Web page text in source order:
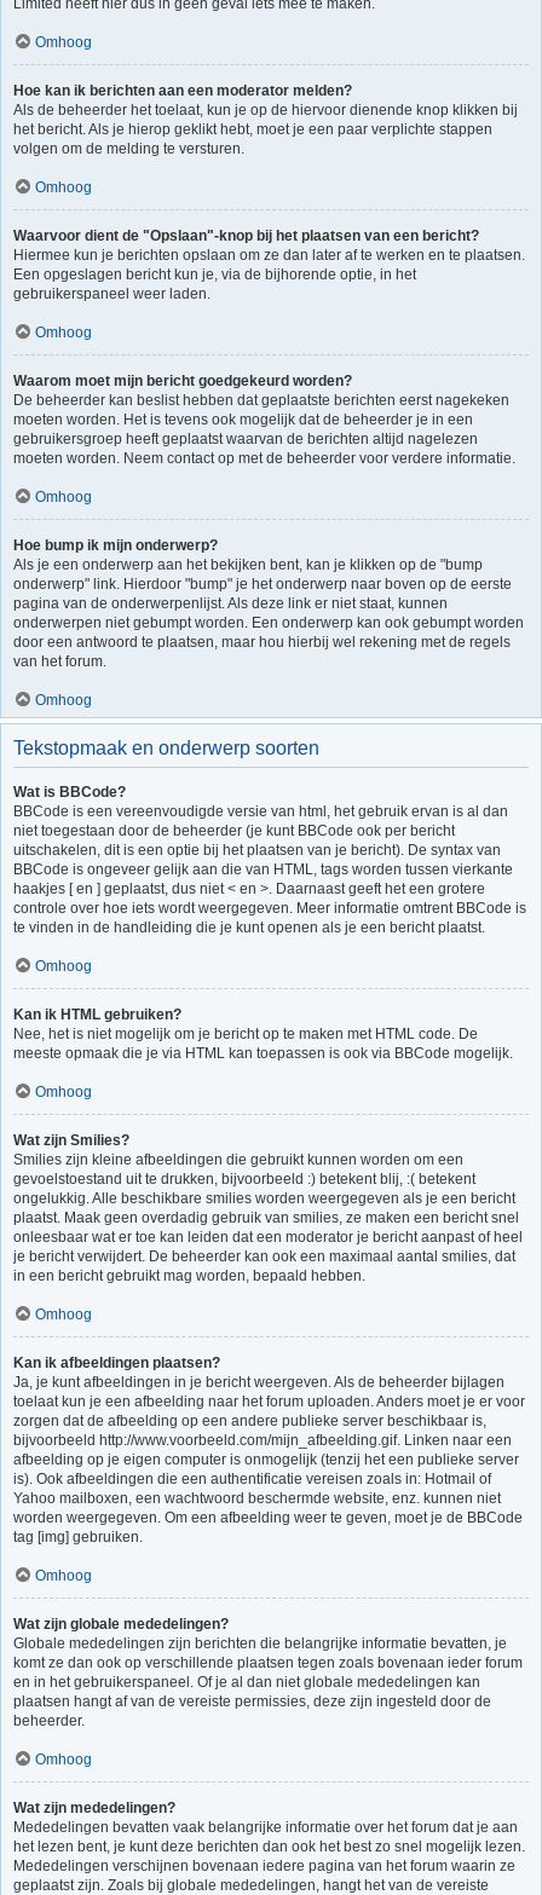
Limited heeft hier dus in geen geval iets mee te maken.
Omhoog
Hoe kan ik berichten aan een moderator melden?
Als de beheerder het toelaat, kun je op de hiervoor dienende knop klikken bij
het bericht. Als je hierop geklikt hebt, moet je een paar verplichte stappen
volgen om de melding te versturen.
Omhoog
Waarvoor dient de "Opslaan"-knop bij het plaatsen van een bericht?
Hiermee kun je berichten opslaan om ze dan later af te werken en te plaatsen.
Een opgeslagen bericht kun je, via de bijhorende optie, in het
gebruikerspaneel weer laden.
Omhoog
Waarom moet mijn bericht goedgekeurd worden?
De beheerder kan beslist hebben dat geplaatste berichten eerst nagekeken
moeten worden. Het is tevens ook mogelijk dat de beheerder je in een
gebruikersgroep heeft geplaatst waarvan de berichten altijd nagelezen
moeten worden. Neem contact op met de beheerder voor verdere informatie.
Omhoog
Hoe bump ik mijn onderwerp?
Als je een onderwerp aan het bekijken bent, kan je klikken op de "bump
onderwerp" link. Hierdoor "bump" je het onderwerp naar boven op de eerste
pagina van de onderwerpenlijst. Als deze link er niet staat, kunnen
onderwerpen niet gebumpt worden. Een onderwerp kan ook gebumpt worden
door een antwoord te plaatsen, maar hou hierbij wel rekening met de regels
van het forum.
Omhoog
Tekstopmaak en onderwerp soorten
Wat is BBCode?
BBCode is een vereenvoudigde versie van html, het gebruik ervan is al dan
niet toegestaan door de beheerder (je kunt BBCode ook per bericht
uitschakelen, dit is een optie bij het plaatsen van je bericht). De syntax van
BBCode is ongeveer gelijk aan die van HTML, tags worden tussen vierkante
haakjes [ en ] geplaatst, dus niet < en >. Daarnaast geeft het een grotere
controle over hoe iets wordt weergegeven. Meer informatie omtrent BBCode is
te vinden in de handleiding die je kunt openen als je een bericht plaatst.
Omhoog
Kan ik HTML gebruiken?
Nee, het is niet mogelijk om je bericht op te maken met HTML code. De
meeste opmaak die je via HTML kan toepassen is ook via BBCode mogelijk.
Omhoog
Wat zijn Smilies?
Smilies zijn kleine afbeeldingen die gebruikt kunnen worden om een
gevoelstoestand uit te drukken, bijvoorbeeld :) betekent blij, :( betekent
ongelukkig. Alle beschikbare smilies worden weergegeven als je een bericht
plaatst. Maak geen overdadig gebruik van smilies, ze maken een bericht snel
onleesbaar wat er toe kan leiden dat een moderator je bericht aanpast of heel
je bericht verwijdert. De beheerder kan ook een maximaal aantal smilies, dat
in een bericht gebruikt mag worden, bepaald hebben.
Omhoog
Kan ik afbeeldingen plaatsen?
Ja, je kunt afbeeldingen in je bericht weergeven. Als de beheerder bijlagen
toelaat kun je een afbeelding naar het forum uploaden. Anders moet je er voor
zorgen dat de afbeelding op een andere publieke server beschikbaar is,
bijvoorbeeld http://www.voorbeeld.com/mijn_afbeelding.gif. Linken naar een
afbeelding op je eigen computer is onmogelijk (tenzij het een publieke server
is). Ook afbeeldingen die een authentificatie vereisen zoals in: Hotmail of
Yahoo mailboxen, een wachtwoord beschermde website, enz. kunnen niet
worden weergegeven. Om een afbeelding weer te geven, moet je de BBCode
tag [img] gebruiken.
Omhoog
Wat zijn globale mededelingen?
Globale mededelingen zijn berichten die belangrijke informatie bevatten, je
komt ze dan ook op verschillende plaatsen tegen zoals bovenaan ieder forum
en in het gebruikerspaneel. Of je al dan niet globale mededelingen kan
plaatsen hangt af van de vereiste permissies, deze zijn ingesteld door de
beheerder.
Omhoog
Wat zijn mededelingen?
Mededelingen bevatten vaak belangrijke informatie over het forum dat je aan
het lezen bent, je kunt deze berichten dan ook het best zo snel mogelijk lezen.
Mededelingen verschijnen bovenaan iedere pagina van het forum waarin ze
geplaatst zijn. Zoals bij globale mededelingen, hangt het van de vereiste